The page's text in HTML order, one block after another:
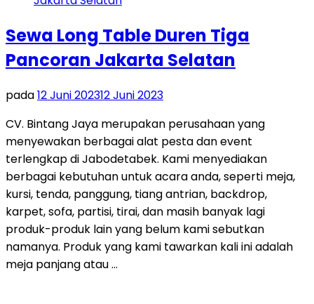
Sewa Long Table Duren Tiga
Pancoran Jakarta Selatan
pada12 Juni 202312 Juni 2023
CV. Bintang Jaya merupakan perusahaan yang
menyewakan berbagai alat pesta dan event
terlengkap di Jabodetabek. Kami menyediakan
berbagai kebutuhan untuk acara anda, seperti meja,
kursi, tenda, panggung, tiang antrian, backdrop,
karpet, sofa, partisi, tirai, dan masih banyak lagi
produk-produk lain yang belum kami sebutkan
namanya. Produk yang kami tawarkan kali ini adalah
meja panjang atau …